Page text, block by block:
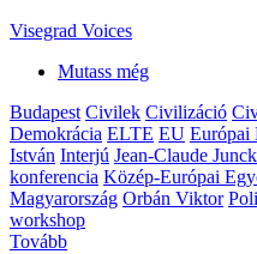
Visegrad Voices
Mutass még
Budapest Civilek Civilizáció
Demokrácia ELTE EU Európai
István Interjú Jean-Claude
konferencia Közép-Európai
Magyarország Orbán Viktor
workshop
Tovább